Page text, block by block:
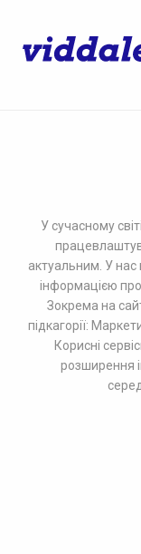
У сучасному
актуальним. У
інформацією
Зокрема на
підкагорії:
Корисні
розширення